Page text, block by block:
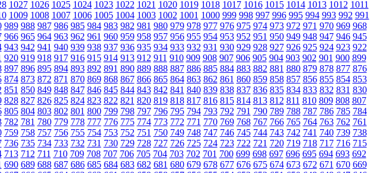
1027 1026 1025 1024 1023 1022 1021 1020 1019 1018 1017 1016 1015 1014 1013 1012 1011
1009 1008 1007 1006 1005 1004 1003 1002 1001 1000 999 998 997 996 995 994 993 992 991
989 988 987 986 985 984 983 982 981 980 979 978 977 976 975 974 973 972 971 970 969 968
966 965 964 963 962 961 960 959 958 957 956 955 954 953 952 951 950 949 948 947 946 945
943 942 941 940 939 938 937 936 935 934 933 932 931 930 929 928 927 926 925 924 923 922
920 919 918 917 916 915 914 913 912 911 910 909 908 907 906 905 904 903 902 901 900 899
897 896 895 894 893 892 891 890 889 888 887 886 885 884 883 882 881 880 879 878 877 876
874 873 872 871 870 869 868 867 866 865 864 863 862 861 860 859 858 857 856 855 854 853
851 850 849 848 847 846 845 844 843 842 841 840 839 838 837 836 835 834 833 832 831 830
828 827 826 825 824 823 822 821 820 819 818 817 816 815 814 813 812 811 810 809 808 807
805 804 803 802 801 800 799 798 797 796 795 794 793 792 791 790 789 788 787 786 785 784
782 781 780 779 778 777 776 775 774 773 772 771 770 769 768 767 766 765 764 763 762 761
759 758 757 756 755 754 753 752 751 750 749 748 747 746 745 744 743 742 741 740 739 738
736 735 734 733 732 731 730 729 728 727 726 725 724 723 722 721 720 719 718 717 716 715
713 712 711 710 709 708 707 706 705 704 703 702 701 700 699 698 697 696 695 694 693 692
690 689 688 687 686 685 684 683 682 681 680 679 678 677 676 675 674 673 672 671 670 669